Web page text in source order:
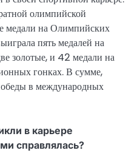
олимпийской
медали на Олимпийских
пять медалей на
золотые, и 42 медали на
гонках. В сумме,
в международных
в карьере
справлялась?